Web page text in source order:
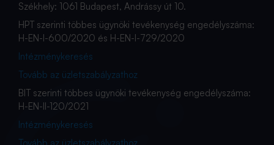
Székhely: 1061 Budapest, Andrássy út 10.
HPT szerinti többes ügynöki tevékenység engedélyszáma:
H-EN-I-600/2020 és H-EN-I-729/2020
Intézménykeresés
Tovább az üzletszabályzathoz
BIT szerinti többes ügynöki tevékenység engedélyszáma:
H-EN-II-120/2021
Intézménykeresés